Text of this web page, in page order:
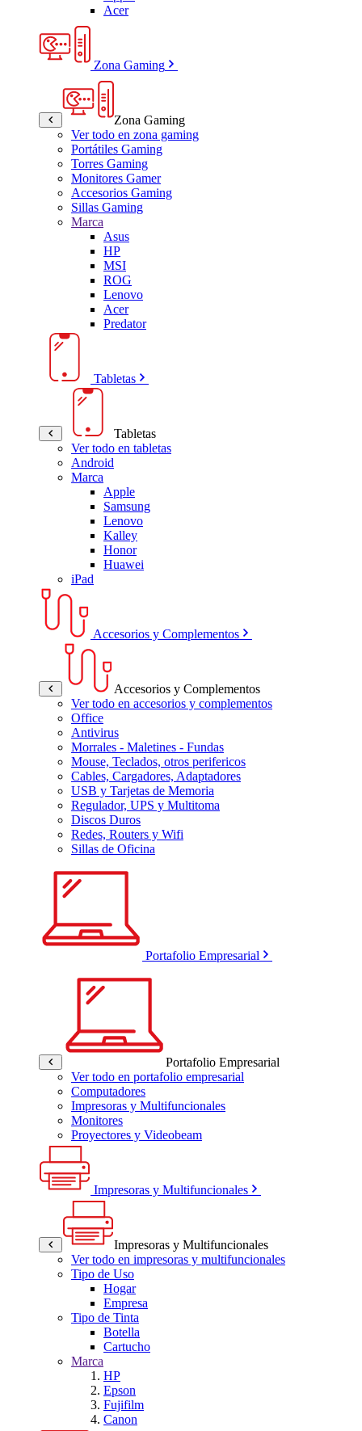
Acer
Zona Gaming
Zona Gaming
Ver todo en zona gaming
Portátiles Gaming
Torres Gaming
Monitores Gamer
Accesorios Gaming
Sillas Gaming
Marca
Asus
HP
MSI
ROG
Lenovo
Acer
Predator
Tabletas
Tabletas
Ver todo en tabletas
Android
Marca
Apple
Samsung
Lenovo
Kalley
Honor
Huawei
iPad
Accesorios y Complementos
Accesorios y Complementos
Ver todo en accesorios y complementos
Office
Antivirus
Morrales - Maletines - Fundas
Mouse, Teclados, otros perifericos
Cables, Cargadores, Adaptadores
USB y Tarjetas de Memoria
Regulador, UPS y Multitoma
Discos Duros
Redes, Routers y Wifi
Sillas de Oficina
Portafolio Empresarial
Portafolio Empresarial
Ver todo en portafolio empresarial
Computadores
Impresoras y Multifuncionales
Monitores
Proyectores y Videobeam
Impresoras y Multifuncionales
Impresoras y Multifuncionales
Ver todo en impresoras y multifuncionales
Tipo de Uso
Hogar
Empresa
Tipo de Tinta
Botella
Cartucho
Marca
HP
Epson
Fujifilm
Canon